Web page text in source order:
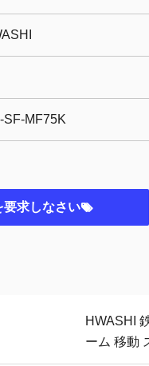
SF-MF75K
要求しなさい
HWASHI
ーム 移動